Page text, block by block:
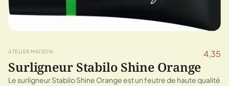
ATELIER MAISON 4,35
Surligneur Stabilo Shine Orange
Le surligneur Stabilo Shine Orange est un feutre de haute qualité